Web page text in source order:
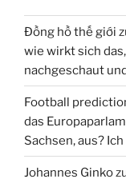
Đồng hồ thế giới
wie wirkt sich
nachgeschaut
Football
das
Sachsen, aus?
Johannes Ginko